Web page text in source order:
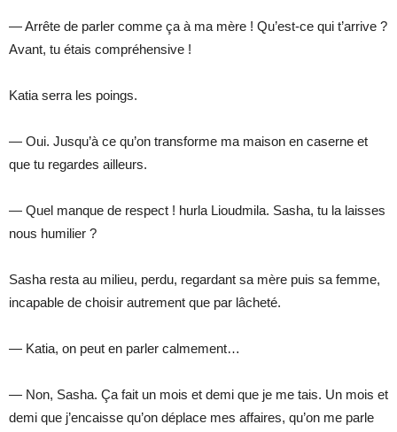
— Arrête de parler comme ça à ma mère ! Qu’est-ce qui t’arrive ?
Avant, tu étais compréhensive !
Katia serra les poings.
— Oui. Jusqu’à ce qu’on transforme ma maison en caserne et
que tu regardes ailleurs.
— Quel manque de respect ! hurla Lioudmila. Sasha, tu la laisses
nous humilier ?
Sasha resta au milieu, perdu, regardant sa mère puis sa femme,
incapable de choisir autrement que par lâcheté.
— Katia, on peut en parler calmement…
— Non, Sasha. Ça fait un mois et demi que je me tais. Un mois et
demi que j’encaisse qu’on déplace mes affaires, qu’on me parle